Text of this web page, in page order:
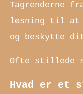
Tagrenderne
løsning til at
og beskytte dit
Ofte stillede
Hvad er et